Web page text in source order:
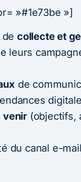
»#1e73be »]
collecte et
leurs
de
venir (objectifs,
du canal e-